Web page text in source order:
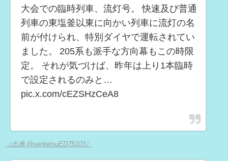
大会での臨時列車、流灯号。 快速及び普通
列車の東塩釜以東に向かい列車に流灯の名
前が付けられ、特別ダイヤで運転されてい
ました。 205系も派手な方向幕もこの時限
定。 それが気づけば、昨年は上り1本臨時
で設定されるのみと…
pic.x.com/cEZSHzCeA8
（出典 @sentetsuED75103）